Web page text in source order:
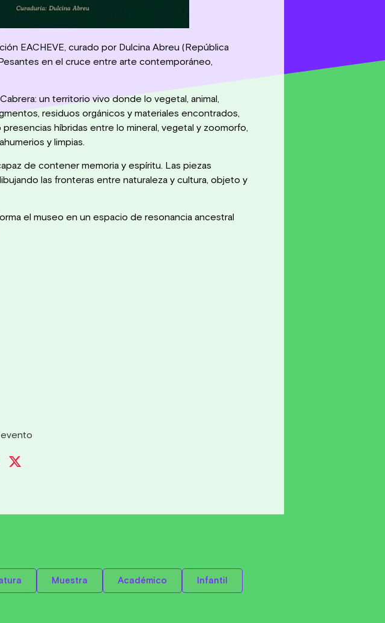
EACHEVE, curado por Dulcina Abreu (República
en el cruce entre arte contemporáneo,
un territorio vivo donde lo vegetal, animal,
residuos orgánicos y materiales encontrados,
híbridas entre lo mineral, vegetal y zoomorfo,
y limpias.
de contener memoria y espíritu. Las piezas
las fronteras entre naturaleza y cultura, objeto y
el museo en un espacio de resonancia ancestral
Facebook
Muestra Académico Infantil